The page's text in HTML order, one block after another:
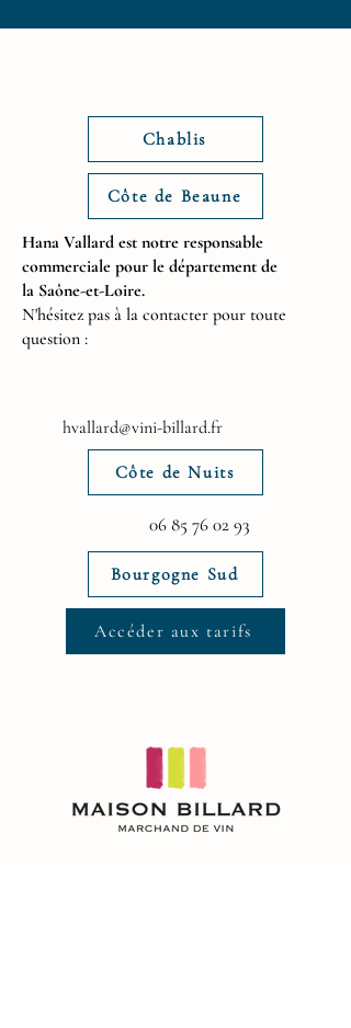
Chablis
Côte de Beaune
Hana Vallard est notre responsable
commerciale pour le département de
la Saône-et-Loire.
N'hésitez pas à la contacter pour toute
question :
hvallard@vini-billard.fr
Côte de Nuits
06 85 76 02 93
Bourgogne Sud
Accéder aux tarifs